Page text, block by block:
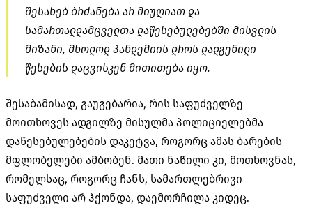
შესახებ ბრძანება არ მიუღიათ და
სამართალდამცველთა დაწესებულებებში მისვლის
მიზანი, მხოლოდ პანდემიის დროს დადგენილი
წესების დაცვისკენ მითითება იყო.
შესაბამისად, გაუგებარია, რის საფუძველზე
მოითხოვეს ადგილზე მისულმა პოლიციელებმა
დაწესებულებების დაკეტვა, როგორც ამას ბარების
მფლობელები ამბობენ. მათი ნაწილი კი, მოთხოვნას,
რომელსაც, როგორც ჩანს, სამართლებრივი
საფუძველი არ ჰქონდა, დაემორჩილა კიდეც.